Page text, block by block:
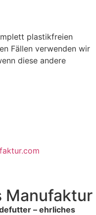
plastikfreien
Fällen verwenden wir
diese andere
Manufaktur
– ehrliches